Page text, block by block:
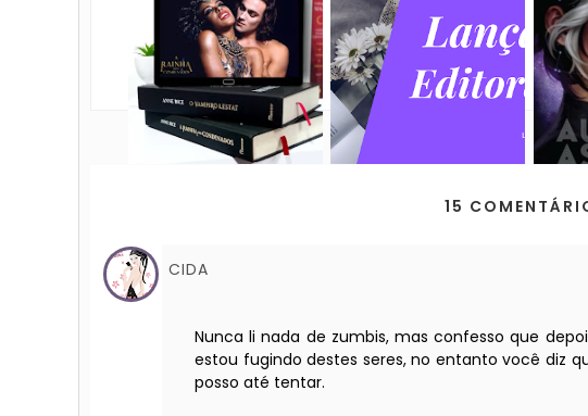
15
CIDA
Nunca li nada de zumbis, mas confesso que
estou fugindo destes seres, no entanto você diz
posso até tentar.